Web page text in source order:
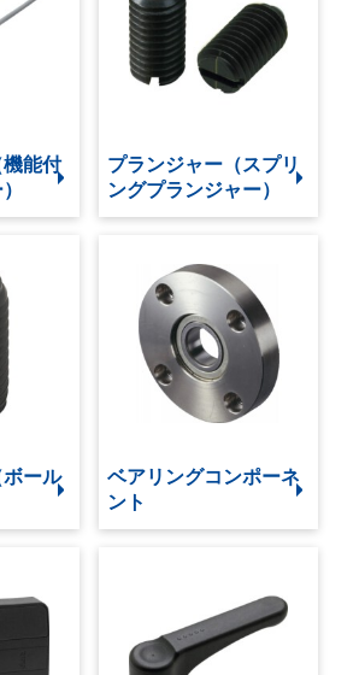
能付
プランジャー（スプリ
ングプランジャー）
ール
ベアリングコンポーネ
ント